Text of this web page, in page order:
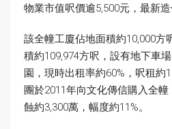
物業市值呎價逾5,500元，最新造
該全幢工廈佔地面積約10,000方
積約109,974方呎，設有地下車
園，現時出租率約60%，呎租約
團於2011年向文化傳信購入全
蝕約3,300萬，幅度約11%。